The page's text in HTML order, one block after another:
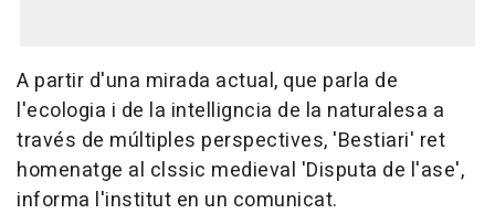
A partir d'una mirada actual, que parla de
l'ecologia i de la intelligncia de la naturalesa a
través de múltiples perspectives, 'Bestiari' ret
homenatge al clssic medieval 'Disputa de l'ase',
informa l'institut en un comunicat.